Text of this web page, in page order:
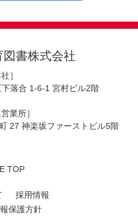
書株式会社
］
落合 1-6-1 宮村ビル2階
業所］
27 神楽坂ファーストビル5階
TOP
採用情報
保護方針